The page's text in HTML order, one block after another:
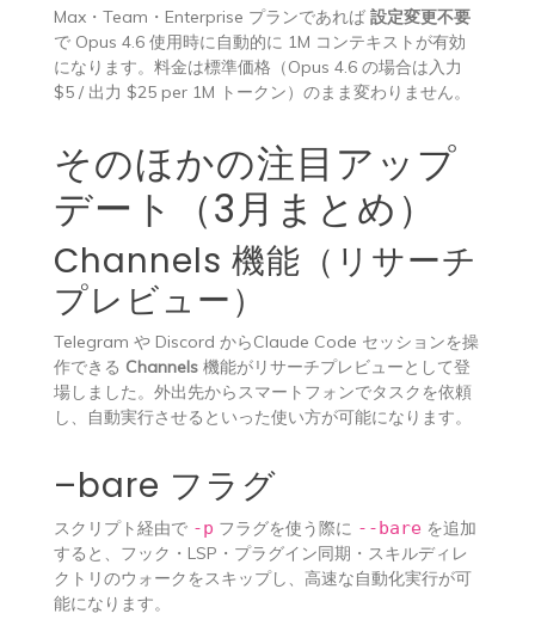
Max・Team・Enterprise プランであれば 設定変更不要
で Opus 4.6 使用時に自動的に 1M コンテキストが有効
になります。料金は標準価格（Opus 4.6 の場合は入力
$5 / 出力 $25 per 1M トークン）のまま変わりません。
そのほかの注目アップ
デート（3月まとめ）
Channels 機能（リサーチ
プレビュー）
Telegram や Discord からClaude Code セッションを操
作できる Channels機能がリサーチプレビューとして登
場しました。外出先からスマートフォンでタスクを依頼
し、自動実行させるといった使い方が可能になります。
–bare フラグ
スクリプト経由で -p フラグを使う際に --bareを追加
すると、フック・LSP・プラグイン同期・スキルディレ
クトリのウォークをスキップし、高速な自動化実行が可
能になります。